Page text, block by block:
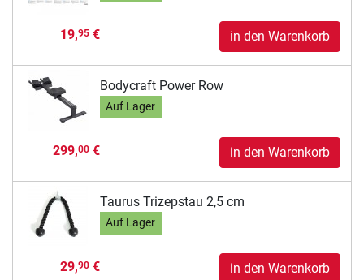
19,95€ in den Warenkorb
Bodycraft Power Row
Auf Lager
299,00€ in den Warenkorb
Taurus Trizepstau 2,5 cm
Auf Lager
29,90€ in den Warenkorb